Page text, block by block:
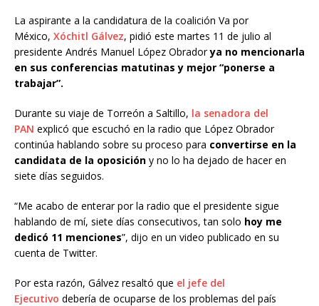
La aspirante a la candidatura de la coalición Va por
México, Xóchitl Gálvez, pidió este martes 11 de julio al
presidente Andrés Manuel López Obradorya no mencionarla
en sus conferencias matutinas y mejor “ponerse a
trabajar”.
Durante su viaje de Torreón a Saltillo, la senadora del
PAN explicó que escuchó en la radio que López Obrador
continúa hablando sobre su proceso para convertirse en la
candidata de la oposición y no lo ha dejado de hacer en
siete días seguidos.
“Me acabo de enterar por la radio que el presidente sigue
hablando de mí, siete días consecutivos, tan solo hoy me
dedicó 11 menciones”, dijo en un video publicado en su
cuenta de Twitter.
Por esta razón, Gálvez resaltó que el jefe del
Ejecutivo debería de ocuparse de los problemas del país